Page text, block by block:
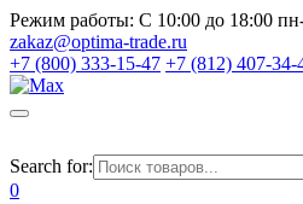
Режим работы: С 10:00 до 18:00
zakaz@optima-trade.ru
+7 (800) 333-15-47 +7 (812) 407-34-
Search for:
0